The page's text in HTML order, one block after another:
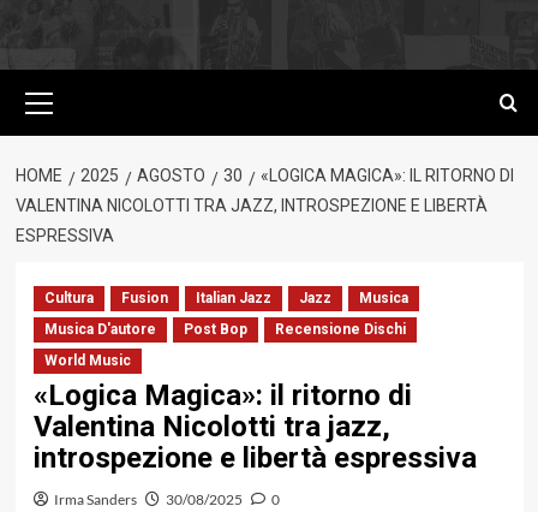
principale
HOME 2025 AGOSTO 30
«LOGICA MAGICA»: IL RITORNO DI
VALENTINA NICOLOTTI TRA JAZZ, INTROSPEZIONE E LIBERTÀ
ESPRESSIVA
Cultura Fusion Italian Jazz Jazz
Musica
Musica D'autore
Post Bop
Recensione Dischi
World Music
«Logica Magica»: il ritorno di
Valentina Nicolotti tra jazz,
introspezione e libertà espressiva
Irma Sanders 30/08/2025 0